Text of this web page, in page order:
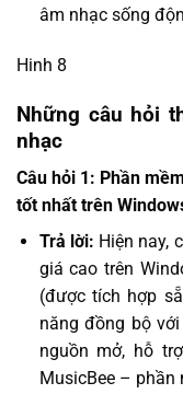
âm nhạc sống
Hinh 8
Những câu hỏi
nhạc
Câu hỏi 1: Phần
tốt nhất trên
Trả lời: Hiện nay,
giá cao trên
(được tích hợp
năng đồng bộ
nguồn mở, hỗ
MusicBee –